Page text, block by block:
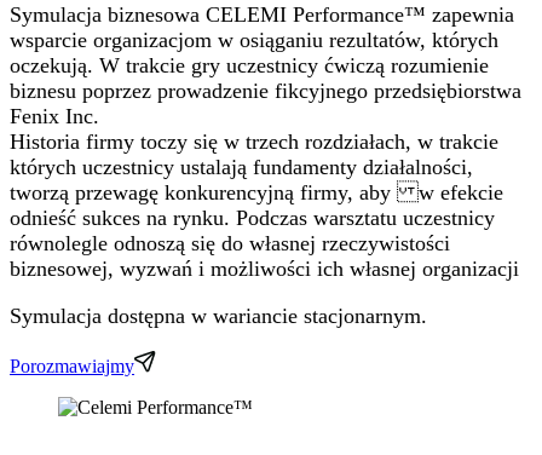
Symulacja biznesowa CELEMI Performance™ zapewnia
wsparcie organizacjom w osiąganiu rezultatów, których
oczekują. W trakcie gry uczestnicy ćwiczą rozumienie
biznesu poprzez prowadzenie fikcyjnego przedsiębiorstwa
Fenix Inc.
Historia firmy toczy się w trzech rozdziałach, w trakcie
których uczestnicy ustalają fundamenty działalności,
tworzą przewagę konkurencyjną firmy, aby w efekcie
odnieść sukces na rynku. Podczas warsztatu uczestnicy
równolegle odnoszą się do własnej rzeczywistości
biznesowej, wyzwań i możliwości ich własnej organizacji
Symulacja dostępna w wariancie stacjonarnym.
Porozmawiajmy